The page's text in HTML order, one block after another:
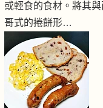
或輕食的食材。將其
哥式的捲餅形…